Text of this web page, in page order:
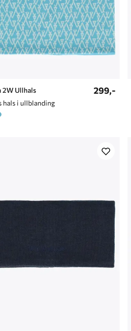
2W Ullhals
hals i ullblanding
299,-